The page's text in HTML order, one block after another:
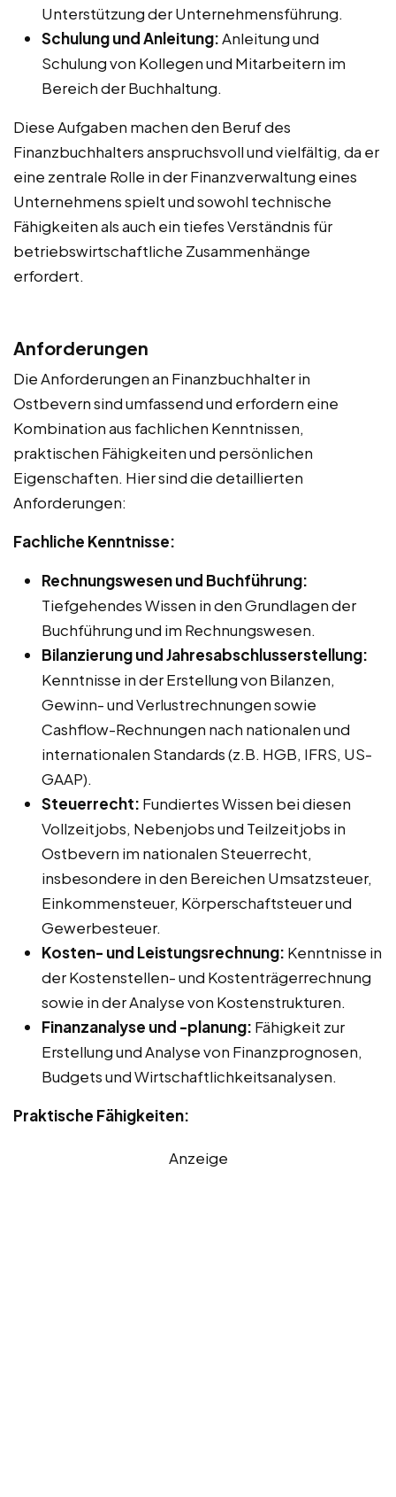
Unterstützung der Unternehmensführung.
Schulung und Anleitung:Anleitung und
Schulung von Kollegen und Mitarbeitern im
Bereich der Buchhaltung.
Diese Aufgaben machen den Beruf des
Finanzbuchhalters anspruchsvoll und vielfältig, da er
eine zentrale Rolle in der Finanzverwaltung eines
Unternehmens spielt und sowohl technische
Fähigkeiten als auch ein tiefes Verständnis für
betriebswirtschaftliche Zusammenhänge
erfordert.
Anforderungen
Die Anforderungen an Finanzbuchhalter in
Ostbevern sind umfassend und erfordern eine
Kombination aus fachlichen Kenntnissen,
praktischen Fähigkeiten und persönlichen
Eigenschaften. Hier sind die detaillierten
Anforderungen:
Fachliche Kenntnisse:
Rechnungswesen und Buchführung:
Tiefgehendes Wissen in den Grundlagen der
Buchführung und im Rechnungswesen.
Bilanzierung und Jahresabschlusserstellung:
Kenntnisse in der Erstellung von Bilanzen,
Gewinn- und Verlustrechnungen sowie
Cashflow-Rechnungen nach nationalen und
internationalen Standards (z.B. HGB, IFRS, US-
GAAP).
Steuerrecht: Fundiertes Wissen bei diesen
Vollzeitjobs, Nebenjobs und Teilzeitjobs in
Ostbevern im nationalen Steuerrecht,
insbesondere in den Bereichen Umsatzsteuer,
Einkommensteuer, Körperschaftsteuer und
Gewerbesteuer.
Kosten- und Leistungsrechnung: Kenntnisse in
der Kostenstellen- und Kostenträgerrechnung
sowie in der Analyse von Kostenstrukturen.
Finanzanalyse und -planung: Fähigkeit zur
Erstellung und Analyse von Finanzprognosen,
Budgets und Wirtschaftlichkeitsanalysen.
Praktische Fähigkeiten:
Anzeige